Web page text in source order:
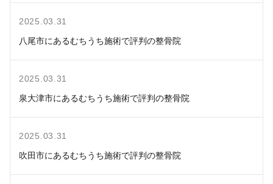
2025.03.31
八尾市にあるむちうち施術で評判の整骨院
2025.03.31
泉大津市にあるむちうち施術で評判の整骨院
2025.03.31
吹田市にあるむちうち施術で評判の整骨院